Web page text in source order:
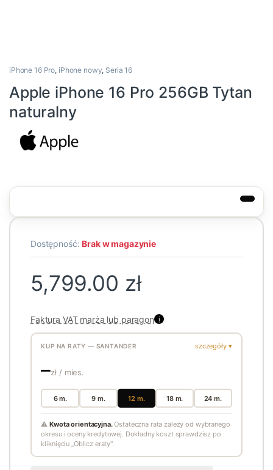
iPhone 16 Pro, iPhone nowy, Seria 16
Apple iPhone 16 Pro 256GB Tytan
naturalny
Dostępność:Brak w magazynie
5,799.00 zł
Faktura VAT marża lub paragon i
KUP NA RATY — SANTANDER szczegóły ▾
—zł / mies.
6 m. 9 m. 12 m. 18 m. 24 m.
⚠Kwota orientacyjna.Ostateczna rata zależy od wybranego
okresu i oceny kredytowej. Dokładny koszt sprawdzisz po
kliknięciu „Oblicz eraty".